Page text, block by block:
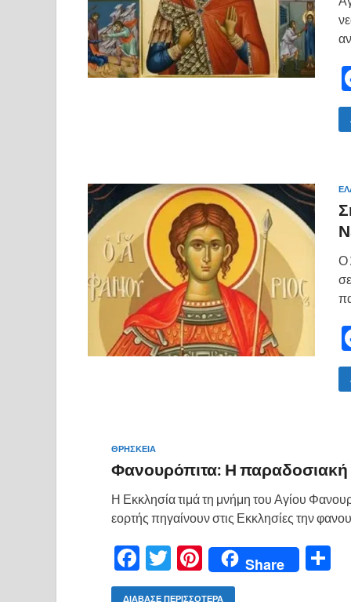
Ο
ΘΡΗΣΚΕΙΑ
Φανουρόπιτα: Η παραδοσιακή
Η Εκκλησία τιμά τη μνήμη του Αγίου
εορτής πηγαίνουν στις Εκκλησίες την
F
ac
T
w
Pi
nt
Share
ΔΙΆΒΑΣΕ ΠΕΡΙΣΣΌΤΕΡΑ